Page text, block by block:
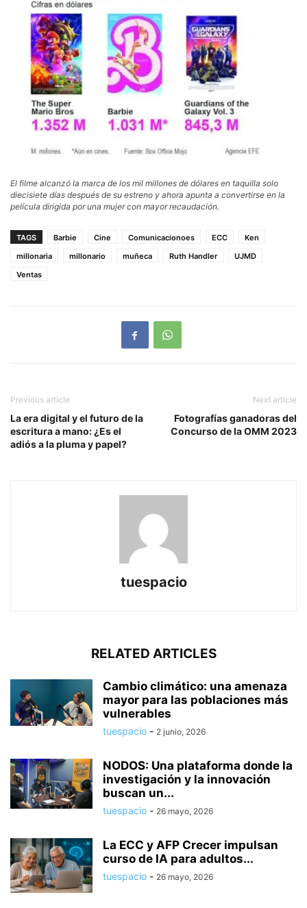
El filme alcanzó la marca de los mil millones de dólares en taquilla solo
diecisiete días después de su estreno y ahora apunta a convertirse en la
película dirigida por una mujer con mayor recaudación.
TAGS Barbie Cine Comunicacionoes ECC
Ken
millonaria
millonario muñeca Ruth Handler
UJMD
Ventas
Previous article
La era digital y el futuro de la
escritura a mano: ¿Es el
adiós a la pluma y papel?
Next article
Fotografías ganadoras del
Concurso de la OMM 2023
tuespacio
RELATED ARTICLES
Cambio climático: una amenaza
mayor para las poblaciones más
vulnerables
tuespacio - 2 junio, 2026
NODOS: Una plataforma donde la
investigación y la innovación
buscan un...
tuespacio - 26 mayo, 2026
La ECC y AFP Crecer impulsan
curso de IA para adultos...
tuespacio - 26 mayo, 2026